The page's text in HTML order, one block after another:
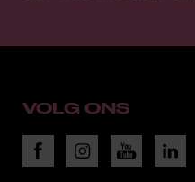
VOLG ONS